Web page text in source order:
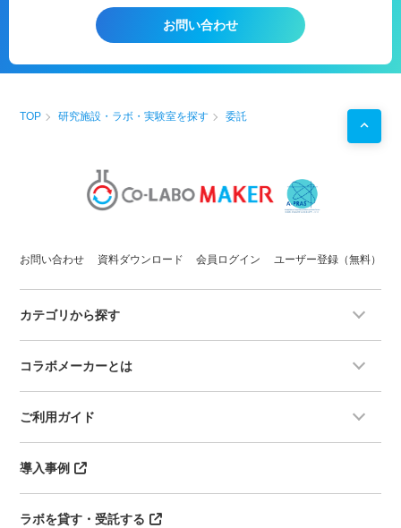
お問い合わせ
TOP 研究施設・ラボ・実験室を探す 委託
お問い合わせ 資料ダウンロード 会員ログイン ユーザー登録（無料）
カテゴリから探す
コラボメーカーとは
ご利用ガイド
導入事例
ラボを貸す・受託する